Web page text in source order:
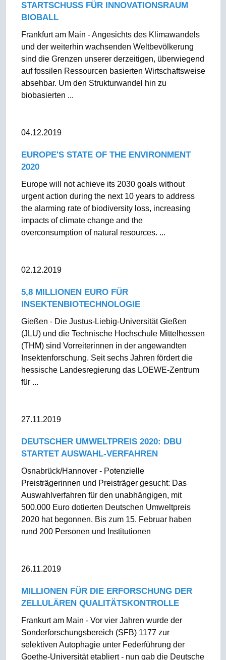
STARTSCHUSS FÜR INNOVATIONSRAUM
BIOBALL
Frankfurt am Main - Angesichts des Klimawandels
und der weiterhin wachsenden Weltbevölkerung
sind die Grenzen unserer derzeitigen, überwiegend
auf fossilen Ressourcen basierten Wirtschaftsweise
absehbar. Um den Strukturwandel hin zu
biobasierten ...
04.12.2019
EUROPE'S STATE OF THE ENVIRONMENT
2020
Europe will not achieve its 2030 goals without
urgent action during the next 10 years to address
the alarming rate of biodiversity loss, increasing
impacts of climate change and the
overconsumption of natural resources. ...
02.12.2019
5,8 MILLIONEN EURO FÜR
INSEKTENBIOTECHNOLOGIE
Gießen - Die Justus-Liebig-Universität Gießen
(JLU) und die Technische Hochschule Mittelhessen
(THM) sind Vorreiterinnen in der angewandten
Insektenforschung. Seit sechs Jahren fördert die
hessische Landesregierung das LOEWE-Zentrum
für ...
27.11.2019
DEUTSCHER UMWELTPREIS 2020: DBU
STARTET AUSWAHL-VERFAHREN
Osnabrück/Hannover - Potenzielle
Preisträgerinnen und Preisträger gesucht: Das
Auswahlverfahren für den unabhängigen, mit
500.000 Euro dotierten Deutschen Umweltpreis
2020 hat begonnen. Bis zum 15. Februar haben
rund 200 Personen und Institutionen
26.11.2019
MILLIONEN FÜR DIE ERFORSCHUNG DER
ZELLULÄREN QUALITÄTSKONTROLLE
Frankurt am Main - Vor vier Jahren wurde der
Sonderforschungsbereich (SFB) 1177 zur
selektiven Autophagie unter Federführung der
Goethe-Universität etabliert - nun gab die Deutsche